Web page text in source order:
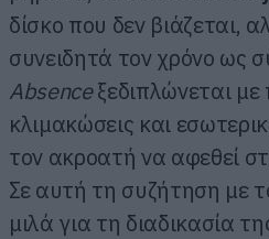
δίσκο που δεν βιάζεται,
συνειδητά τον χρόνο ως
Absenceξεδιπλώνεται με
κλιμακώσεις και
τον ακροατή να αφεθεί
Σε αυτή τη συζήτηση με
μιλά για τη διαδικασία